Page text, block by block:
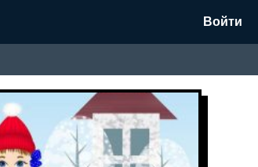
Войти